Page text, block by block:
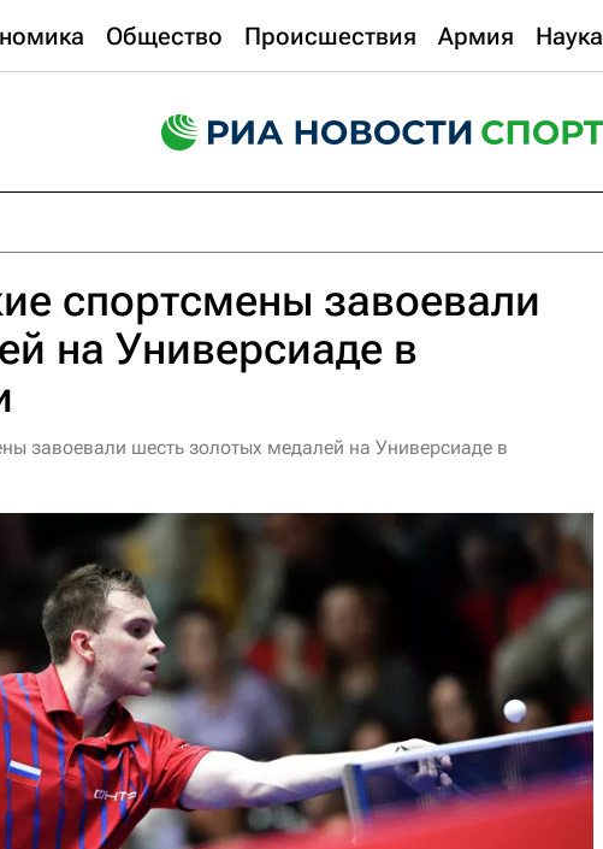
Общество Происшествия Армия Наука
спортсмены завоевали
на Универсиаде в
завоевали шесть золотых медалей на Универсиаде в